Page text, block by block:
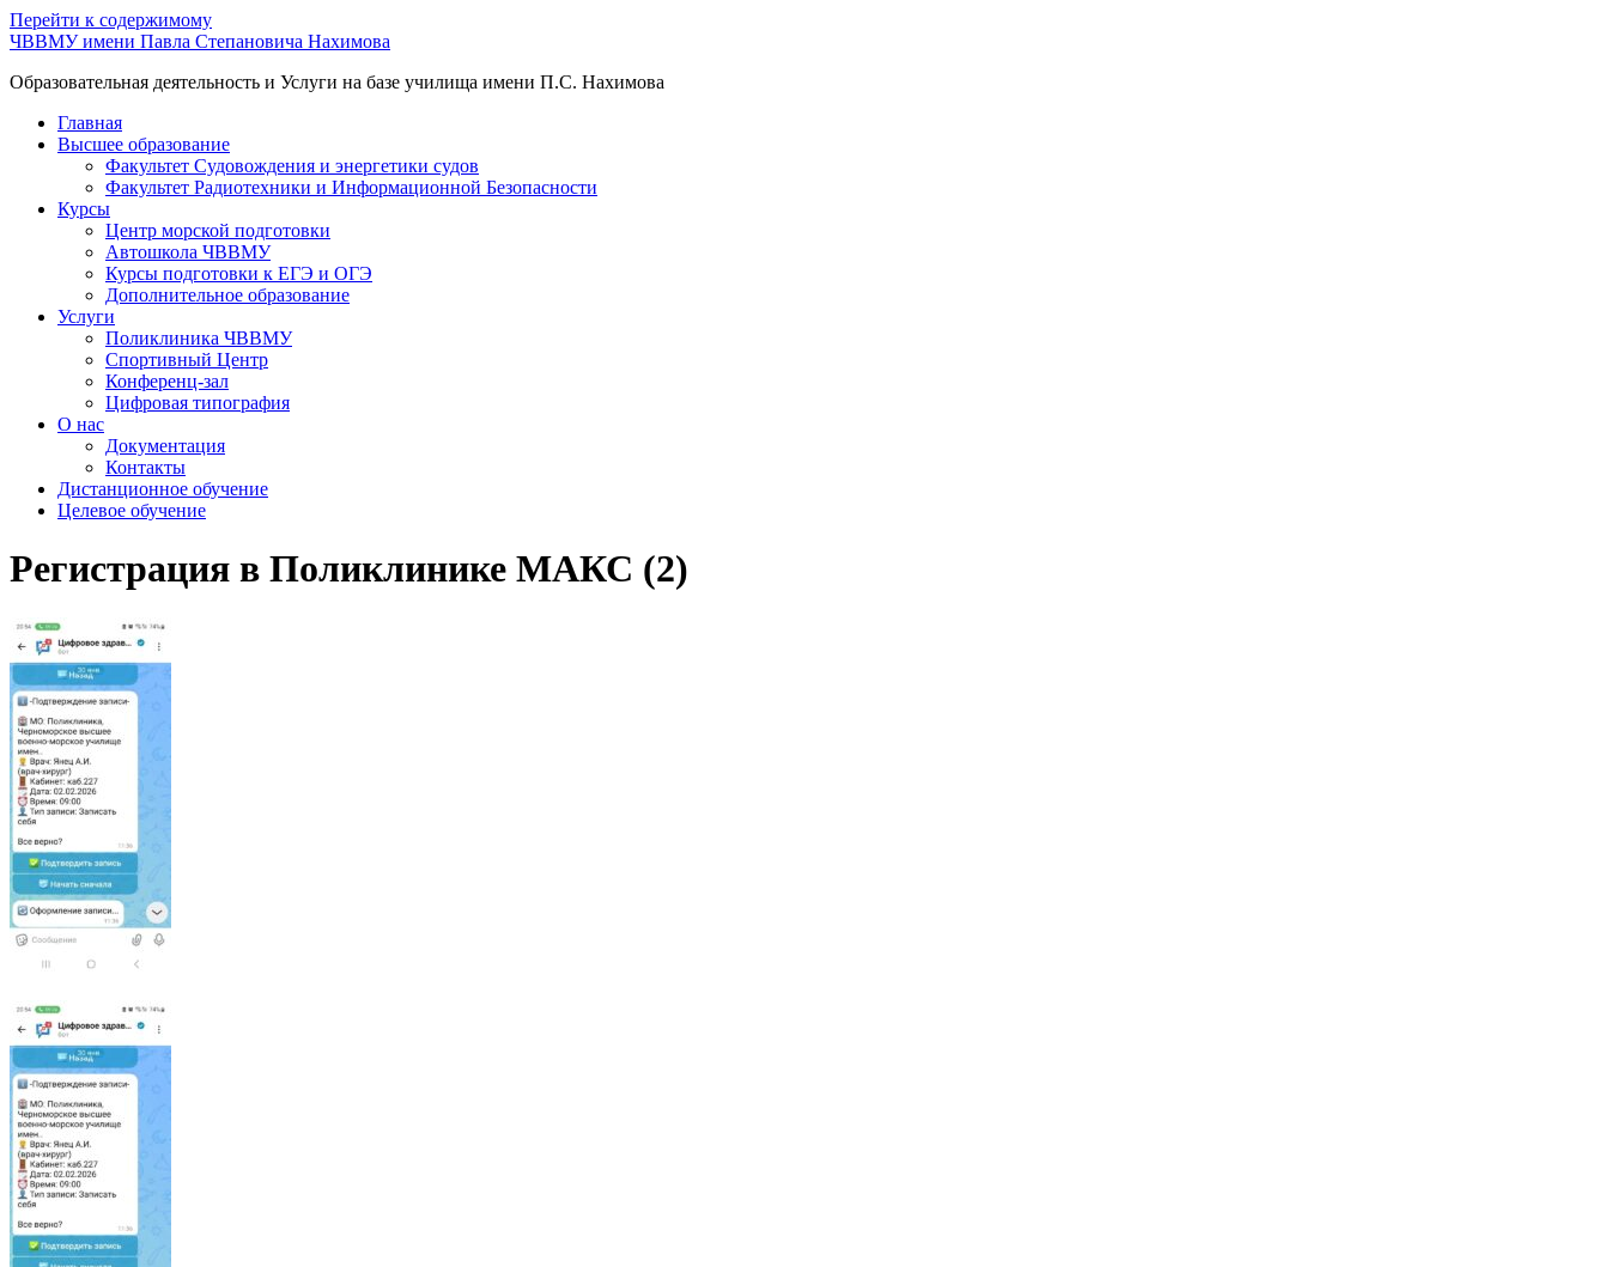
Перейти к содержимому
ЧВВМУ имени Павла Степановича Нахимова
Образовательная деятельность и Услуги на базе училища имени П.С. Нахимова
Главная
Высшее образование
Факультет Судовождения и энергетики судов
Факультет Радиотехники и Информационной Безопасности
Курсы
Центр морской подготовки
Автошкола ЧВВМУ
Курсы подготовки к ЕГЭ и ОГЭ
Дополнительное образование
Услуги
Поликлиника ЧВВМУ
Спортивный Центр
Конференц-зал
Цифровая типография
О нас
Документация
Контакты
Дистанционное обучение
Целевое обучение
Регистрация в Поликлинике МАКС (2)